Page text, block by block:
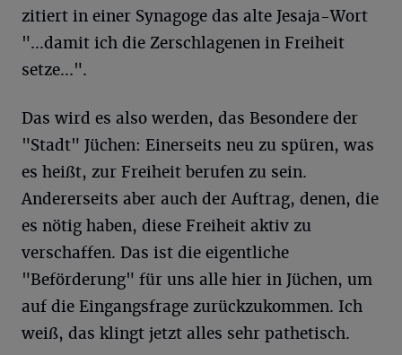
zitiert in einer Synagoge das alte Jesaja-Wort
"...damit ich die Zerschlagenen in Freiheit
setze...".
Das wird es also werden, das Besondere der
"Stadt" Jüchen: Einerseits neu zu spüren, was
es heißt, zur Freiheit berufen zu sein.
Andererseits aber auch der Auftrag, denen, die
es nötig haben, diese Freiheit aktiv zu
verschaffen. Das ist die eigentliche
"Beförderung" für uns alle hier in Jüchen, um
auf die Eingangsfrage zurückzukommen. Ich
weiß, das klingt jetzt alles sehr pathetisch.